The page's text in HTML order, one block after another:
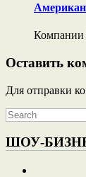
Компании
Оставить
Для отправки
ШОУ-